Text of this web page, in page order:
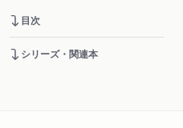
目次
シリーズ・関連本